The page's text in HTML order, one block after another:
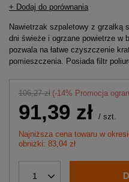
+ Dodaj do porównania
Nawietrzak szpaletowy z grzałką
dni świeże i ogrzane powietrze w
pozwala na łatwe czyszczenie
pomieszczenia. Posiada filtr
106,27 zł (-14% Promocja
91,39 zł / szt.
Najniższa cena towaru w
obniżki: 83,04 zł
1